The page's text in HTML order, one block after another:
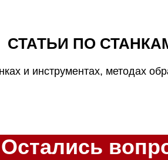
СТАТЬИ ПО
и инструментах, методах
Остались